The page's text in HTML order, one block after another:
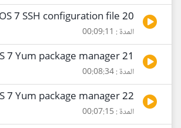
20 CentOS 7 SSH configuration file
المدة : 00:09:11
21 CentOS 7 Yum package manager
المدة : 00:08:34
22 CentOS 7 Yum package manager
المدة : 00:07:15